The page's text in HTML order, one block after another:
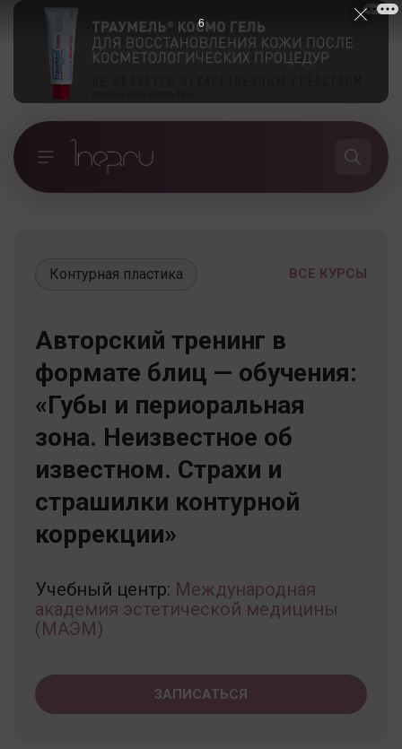
ВСЕ КУРСЫ
Контурная пластика
Авторский тренинг в
формате блиц — обучения:
«Губы и периоральная
зона. Неизвестное об
известном. Страхи и
страшилки контурной
коррекции»
Учебный центр: Международная
академия эстетической медицины
(МАЭМ)
ЗАПИСАТЬСЯ
5